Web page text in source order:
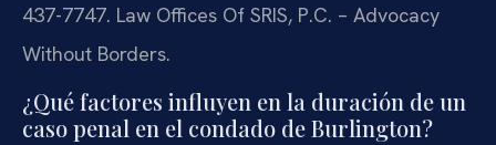
437-7747. Law Offices Of SRIS, P.C. – Advocacy
Without Borders.
¿Qué factores influyen en la duración de un
caso penal en el condado de Burlington?